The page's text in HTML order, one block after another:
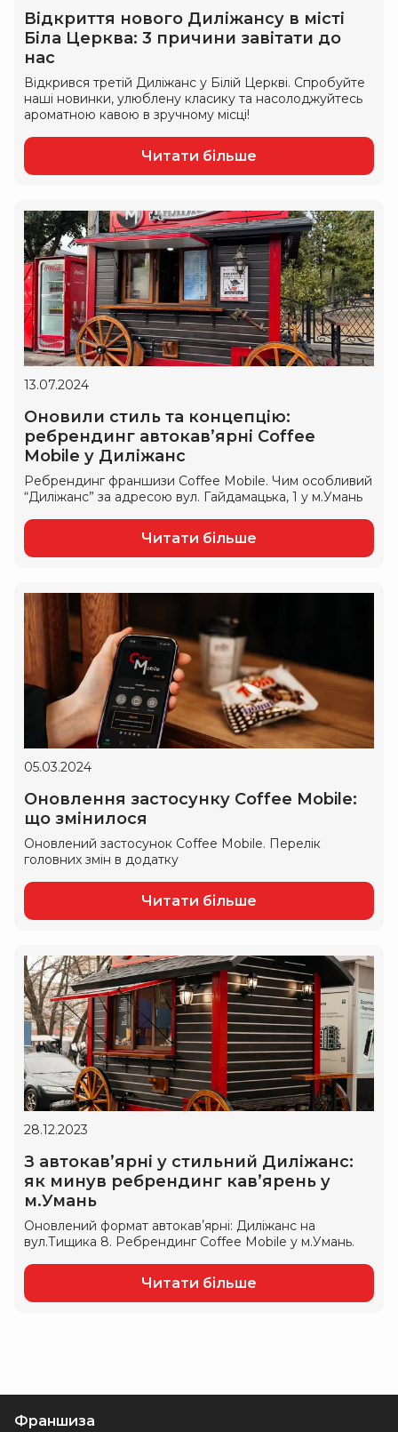
Відкриття нового Диліжансу в місті
Біла Церква: 3 причини завітати до
нас
Відкрився третій Диліжанс у Білій Церкві. Спробуйте
наші новинки, улюблену класику та насолоджуйтесь
ароматною кавою в зручному місці!
Читати більше
13.07.2024
Оновили стиль та концепцію:
ребрендинг автокавʼярні Coffee
Mobile у Диліжанс
Ребрендинг франшизи Coffee Mobile. Чим особливий
“Диліжанс” за адресою вул. Гайдамацька, 1 у м.Умань
Читати більше
05.03.2024
Оновлення застосунку Coffee Mobile:
що змінилося
Оновлений застосунок Coffee Mobile. Перелік
головних змін в додатку
Читати більше
28.12.2023
З автокавʼярні у стильний Диліжанс:
як минув ребрендинг кавʼярень у
м.Умань
Оновлений формат автокавʼярні: Диліжанс на
вул.Тищика 8. Ребрендинг Coffee Mobile у м.Умань.
Читати більше
Франшиза